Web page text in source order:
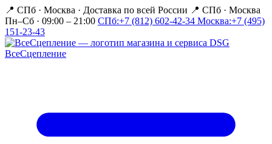
📍 СПб · Москва · Доставка по всей России 📍 СПб · Москва
Пн–Сб · 09:00 – 21:00 СПб:+7 (812) 602-42-34 Москва:+7 (495)
151-23-43
ВсеСцепление